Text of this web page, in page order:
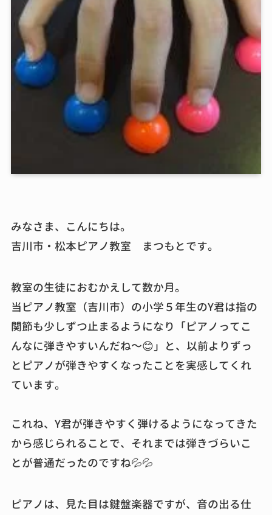
みなさま、こんにちは。
吉川市・松本ピアノ教室 まつもとです。
教室の生徒におむかえして数か月。
当ピアノ教室（吉川市）の小学５年生のY君は指の
関節も少しずつ止まるようになり「ピアノってこ
んなに弾きやすいんだね～😊」と、以前よりずっ
とピアノが弾きやすくなったことを実感してくれ
ています。
これね、Y君が弾きやすく弾けるようになってきた
から感じられることで、それまでは弾きづらいこ
とが普通だったのですね💦💦
ピアノは、見た目は鍵盤楽器ですが、音の出る仕